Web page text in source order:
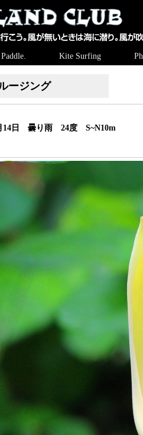
Kite Surfing
ージング
14日 曇り雨 24度 S~N10m